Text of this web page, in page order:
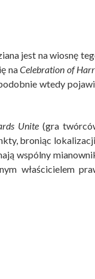
jest na wiosnę
naCelebration of
wtedy
Unite (gra
broniąc
wspólny
właścicielem